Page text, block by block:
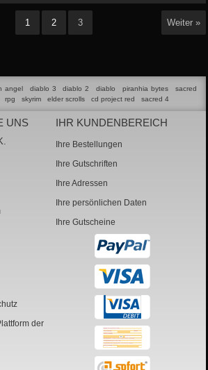
1 2 3 Weiter »
angel diablo 3 diablo 2 diablo piranhia bytes
sacred
rpg skyrim elder scrolls cd project red sacred 4
UNS IHR KUNDENBEREICH
Ihre Bestellungen
Ihre Gutschriften
Ihre Adressen
Ihre persönlichen Daten
Ihre Gutscheine
der